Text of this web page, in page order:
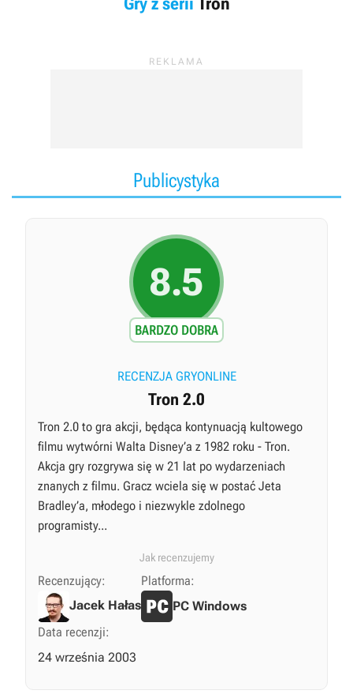
Publicystyka
8.5
BARDZO DOBRA
RECENZJA GRYONLINE
Tron 2.0
Tron 2.0 to gra akcji, będąca kontynuacją kultowego
filmu wytwórni Walta Disney’a z 1982 roku - Tron.
Akcja gry rozgrywa się w 21 lat po wydarzeniach
znanych z filmu. Gracz wciela się w postać Jeta
Bradley’a, młodego i niezwykle zdolnego
programisty...
Jak recenzujemy
Recenzujący:
Jacek Hałas
Platforma:
PC Windows
Data recenzji:
24 września 2003